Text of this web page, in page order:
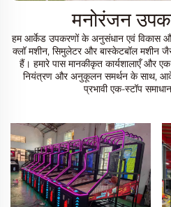
मनोरंजन
हम आर्केड उपकरणों के अनुसंधान एवं विकास
क्लॉ मशीन, सिमुलेटर और बास्केटबॉल मशीन
हैं। हमारे पास मानकीकृत कार्यशालाएँ और
नियंत्रण और अनुकूलन समर्थन के साथ,
प्रभावी एक-स्टॉप